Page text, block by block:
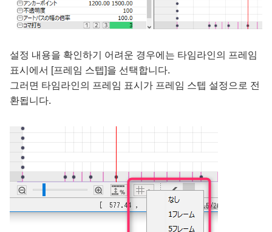
설정 내용을 확인하기 어려운 경우에는 타임라인의 프레임
표시에서 [프레임 스텝]을 선택합니다.
그러면 타임라인의 프레임 표시가 프레임 스텝 설정으로 전
환됩니다.